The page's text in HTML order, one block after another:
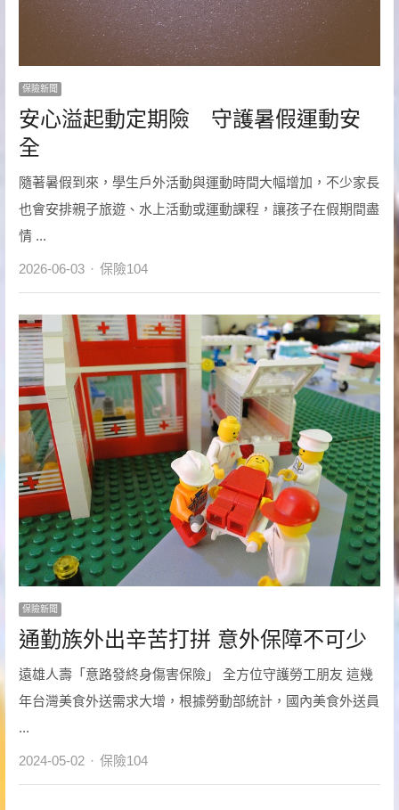
保險新聞
安心溢起動定期險 守護暑假運動安
全
隨著暑假到來，學生戶外活動與運動時間大幅增加，不少家長
也會安排親子旅遊、水上活動或運動課程，讓孩子在假期間盡
情 ...
2026-06-03 Author
保險104
保險新聞
通勤族外出辛苦打拼 意外保障不可少
遠雄人壽「意路發終身傷害保險」 全方位守護勞工朋友 這幾
年台灣美食外送需求大增，根據勞動部統計，國內美食外送員
...
2024-05-02 Author
保險104